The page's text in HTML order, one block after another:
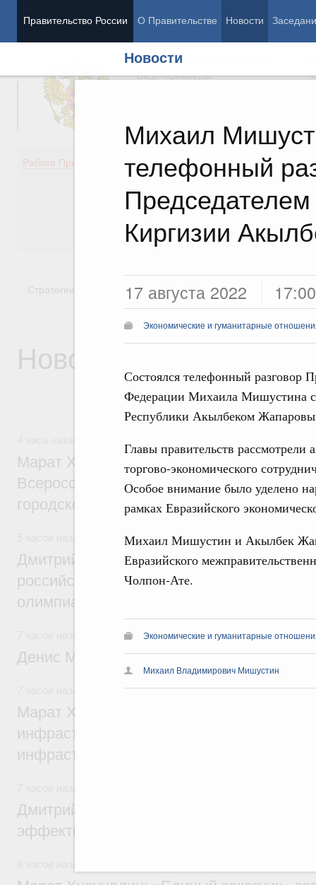
Правительство России О Правительстве Новости
Новости
Михаил
телефонный
Киргизии
17 августа 2022 17:00
Экономические и гуманитарные
Состоялся телефонный разговор
Федерации Михаила Мишустина с
Республики Акылбеком
Главы правительств рассмотрели
торгово-экономического
Особое внимание было уделено
рамках Евразийского
Михаил Мишустин и Акылбек
Евразийского
Чолпон-Ате.
Экономические и гуманитарные
Михаил Владимирович Мишустин
Председатель Правительства
Вице-премьеры
Работа Правительства
Демография
Здоровье
Культура
Государство
Стратегии Государственные программы
Новости
Марат Хуснуллин провёл заседание
Всероссийского конкурса лучших
городской среды
Отрасль информационных технологий
Дмитрий Чернышенко и Сергей Кравцов
российскую сборную с победой на
олимпиаде по искусственному
Общие вопросы промышленной политики
Денис Мантуров посетил Ярославскую
Бюджеты субъектов Федерации.
Марат Хуснуллин: 15 объектов
инфраструктуры построили и обновили
инфраструктурным кредитам
Дмитрий Патрушев: Синхронизация
эффективность поддержки сельских